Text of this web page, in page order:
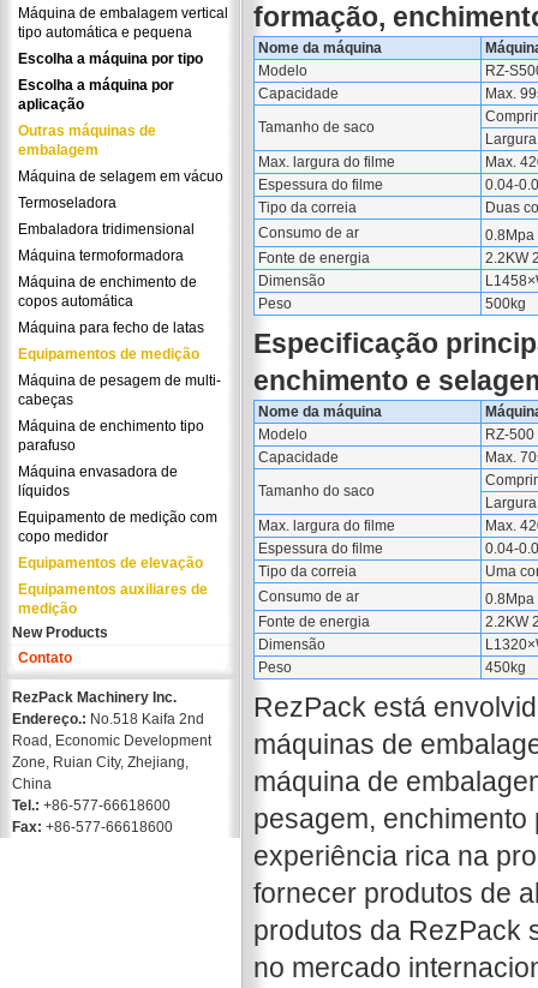
Máquina de embalagem vertical
tipo automática e pequena
Escolha a máquina por tipo
Escolha a máquina por
aplicação
Outras máquinas de
embalagem
Máquina de selagem em vácuo
Termoseladora
Embaladora tridimensional
Máquina termoformadora
Máquina de enchimento de
copos automática
Máquina para fecho de latas
Equipamentos de medição
Máquina de pesagem de multi-
cabeças
Máquina de enchimento tipo
parafuso
Máquina envasadora de
líquidos
Equipamento de medição com
copo medidor
Equipamentos de elevação
Equipamentos auxiliares de
medição
New Products
Contato
RezPack Machinery Inc.
Endereço.: No.518 Kaifa 2nd
Road, Economic Development
Zone, Ruian City, Zhejiang,
China
Tel.: +86-577-66618600
Fax: +86-577-66618600
formação,
Nome da máquina
Modelo
RZ-
Capacidade
Max.
Tamanho de saco
Max. largura do filme
Max.
Espessura do filme
0.04-
Tipo da correia
Duas
Consumo de ar
0.8Mpa
Fonte de energia
2.2KW
Dimensão
Peso
500kg
Especificação
enchimento e
Nome da máquina
Modelo
RZ-500
Capacidade
Max.
Tamanho do saco
Max. largura do filme
Max.
Espessura do filme
0.04-
Tipo da correia
Uma
Consumo de ar
0.8Mpa
Fonte de energia
2.2KW
Dimensão
Peso
450kg
RezPack está
máquinas de
máquina de
pesagem,
experiência rica na
fornecer produtos de
produtos da RezPack
no mercado